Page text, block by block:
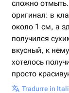
сложно
оригинал: в
около 1 см, а
получился
вкусный, к
хотелось
просто
Tradurre in